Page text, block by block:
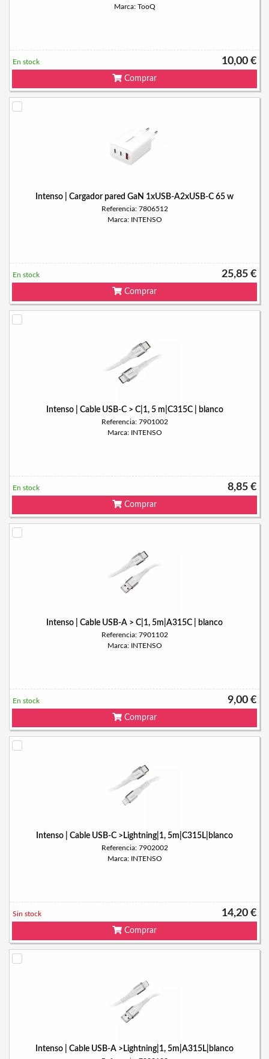
Marca: TooQ
10,00 €
En stock
Comprar
Intenso | Cargador pared GaN 1xUSB-A2xUSB-C 65 w
Referencia: 7806512
Marca: INTENSO
25,85 €
En stock
Comprar
Intenso | Cable USB-C > C|1, 5 m|C315C | blanco
Referencia: 7901002
Marca: INTENSO
8,85 €
En stock
Comprar
Intenso | Cable USB-A > C|1, 5m|A315C | blanco
Referencia: 7901102
Marca: INTENSO
9,00 €
En stock
Comprar
Intenso | Cable USB-C >Lightning|1, 5m|C315L|blanco
Referencia: 7902002
Marca: INTENSO
14,20 €
Sin stock
Comprar
Intenso | Cable USB-A >Lightning|1, 5m|A315L|blanco